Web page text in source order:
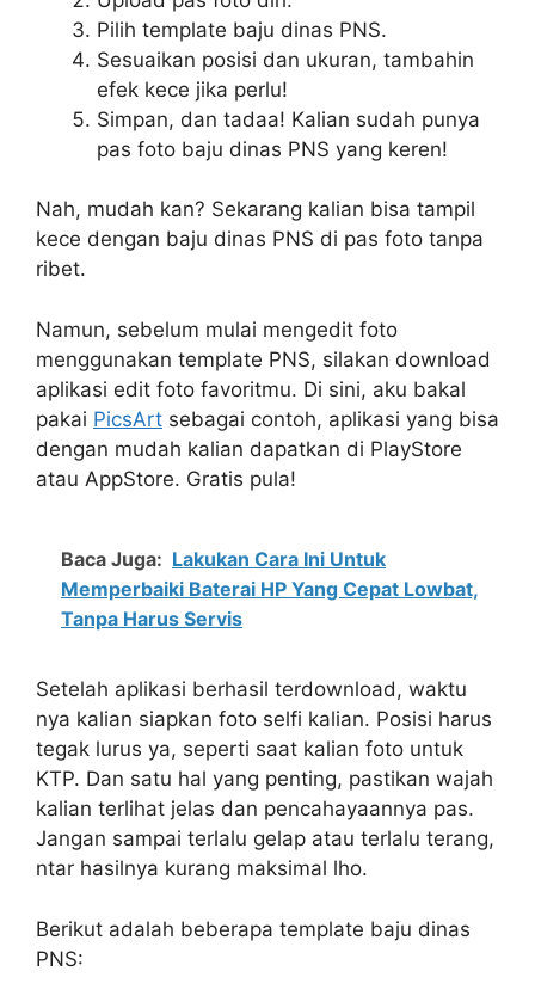
Pilih template baju dinas PNS.
Sesuaikan posisi dan ukuran, tambahin
efek kece jika perlu!
Simpan, dan tadaa! Kalian sudah punya
pas foto baju dinas PNS yang keren!
Nah, mudah kan? Sekarang kalian bisa tampil
kece dengan baju dinas PNS di pas foto tanpa
ribet.
Namun, sebelum mulai mengedit foto
menggunakan template PNS, silakan download
aplikasi edit foto favoritmu. Di sini, aku bakal
pakai PicsArt sebagai contoh, aplikasi yang bisa
dengan mudah kalian dapatkan di PlayStore
atau AppStore. Gratis pula!
Baca Juga: Lakukan Cara Ini Untuk
Memperbaiki Baterai HP Yang Cepat Lowbat,
Tanpa Harus Servis
Setelah aplikasi berhasil terdownload, waktu
nya kalian siapkan foto selfi kalian. Posisi harus
tegak lurus ya, seperti saat kalian foto untuk
KTP. Dan satu hal yang penting, pastikan wajah
kalian terlihat jelas dan pencahayaannya pas.
Jangan sampai terlalu gelap atau terlalu terang,
ntar hasilnya kurang maksimal lho.
Berikut adalah beberapa template baju dinas
PNS: